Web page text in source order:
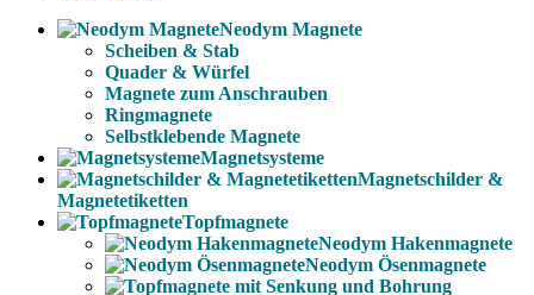
Neodym Magnete
Scheiben & Stab
Quader & Würfel
Magnete zum Anschrauben
Ringmagnete
Selbstklebende Magnete
Magnetsysteme
Magnetschilder &
Magnetetiketten
Topfmagnete
Neodym Hakenmagnete
Neodym Ösenmagnete